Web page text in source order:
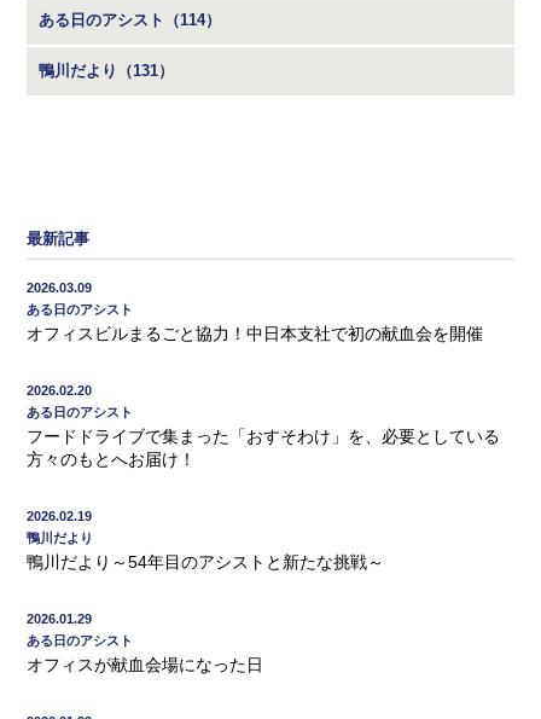
ある日のアシスト（114）
鴨川だより（131）
最新記事
2026.03.09
ある日のアシスト
オフィスビルまるごと協力！中日本支社で初の献血会を開催
2026.02.20
ある日のアシスト
フードドライブで集まった「おすそわけ」を、必要としている
方々のもとへお届け！
2026.02.19
鴨川だより
鴨川だより～54年目のアシストと新たな挑戦～
2026.01.29
ある日のアシスト
オフィスが献血会場になった日